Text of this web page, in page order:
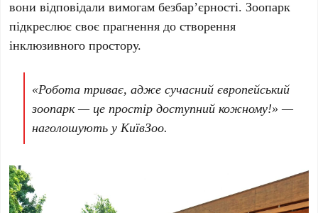
вони відповідали вимогам безбар’єрності. Зоопарк
підкреслює своє прагнення до створення
інклюзивного простору.
«Робота триває, адже сучасний європейський
зоопарк — це простір доступний кожному!» —
наголошують уКиївЗоо.